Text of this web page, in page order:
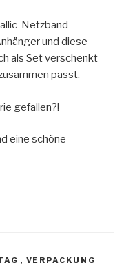
Netzband
und diese
als Set verschenkt
passt.
gefallen?!
eine schöne
, VERPACKUNG